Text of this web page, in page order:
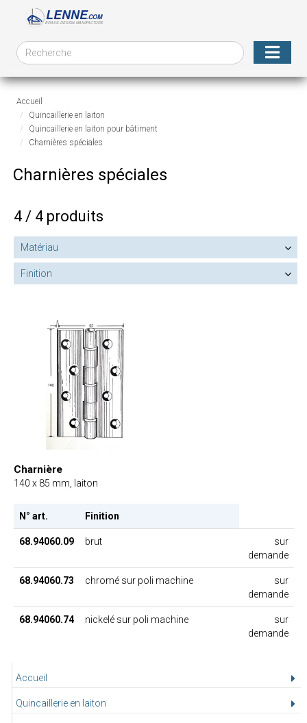
Accueil
Quincaillerie en laiton
Accueil
Quincaillerie en laiton
Quincaillerie en laiton pour bâtiment
Charnières spéciales
Charnières spéciales
4 / 4 produits
Matériau
Finition
Charnière
140 x 85 mm, laiton
N° art. Finition
68.94060.09 brut
sur
demande
68.94060.73 chromé sur poli machine
sur
demande
68.94060.74 nickelé sur poli machine
sur
demande